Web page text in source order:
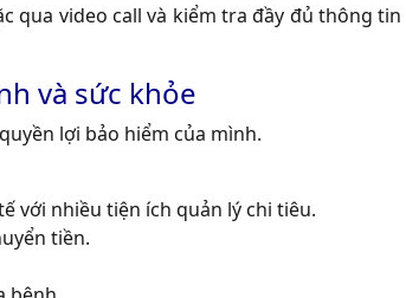
qua video call và kiểm tra đầy đủ thông tin
và sức khỏe
lợi bảo hiểm của mình.
với nhiều tiện ích quản lý chi tiêu.
tiền.